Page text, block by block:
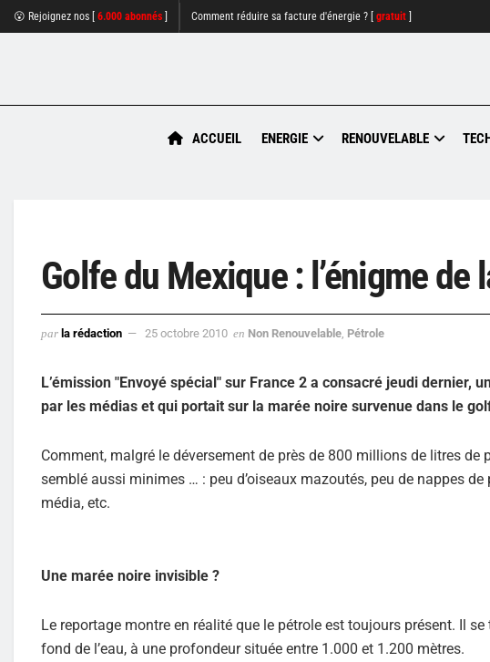
😮 Rejoignez nos [ 6.000 abonnés Comment réduire sa facture d'énergie ? [ gratuit
ACCUEIL ENERGIE RENOUVELABLE
Golfe du Mexique : l’énigme
par la rédaction 25 octobre 2010 en Non Renouvelable Pétrole
L’émission "Envoyé spécial" sur France 2 a consacré jeudi
par les médias et qui portait sur la marée noire survenue dans le
Comment, malgré le déversement de près de 800 millions de litres
semblé aussi minimes … : peu d’oiseaux mazoutés, peu de nappes
média, etc.
Une marée noire invisible ?
Le reportage montre en réalité que le pétrole est toujours présent. Il
fond de l’eau, à une profondeur située entre 1.000 et 1.200 mètres.